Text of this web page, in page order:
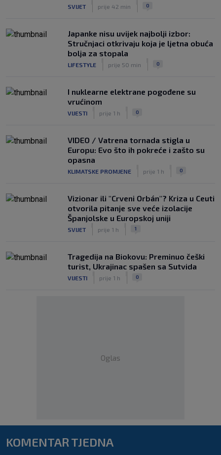
SVIJET prije 42 min 0
Japanke nisu uvijek najbolji izbor:
Stručnjaci otkrivaju koja je ljetna obuća
bolja za stopala
LIFESTYLE prije 50 min 0
I nuklearne elektrane pogođene su
vrućinom
VIJESTI prije 1 h 0
VIDEO / Vatrena tornada stigla u
Europu: Evo što ih pokreće i zašto su
opasna
KLIMATSKE PROMJENE prije 1 h 0
Vizionar ili "Crveni Orbán"? Kriza u Ceuti
otvorila pitanje sve veće izolacije
Španjolske u Europskoj uniji
SVIJET prije 1 h 1
Tragedija na Biokovu: Preminuo češki
turist, Ukrajinac spašen sa Sutvida
VIJESTI prije 1 h 0
Oglas
KOMENTAR TJEDNA